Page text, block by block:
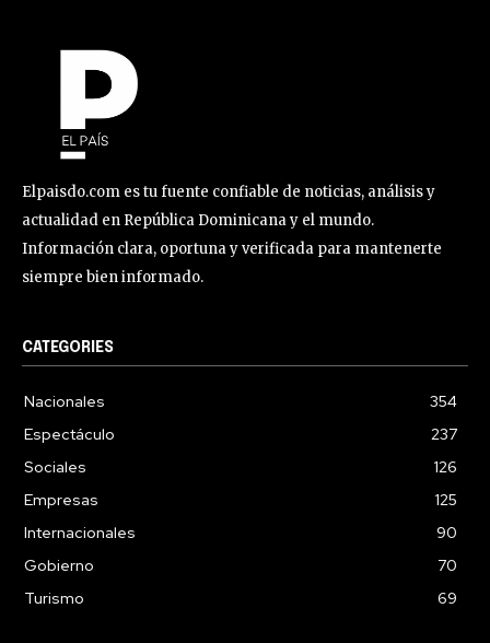
Elpaisdo.com es tu fuente confiable de noticias, análisis y
actualidad en República Dominicana y el mundo.
Información clara, oportuna y verificada para mantenerte
siempre bien informado.
CATEGORIES
Nacionales
354
Espectáculo
237
Sociales
126
Empresas
125
Internacionales
90
Gobierno
70
Turismo
69